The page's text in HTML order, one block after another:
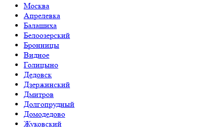
Москва
Апрелевка
Балашиха
Белоозерский
Бронницы
Видное
Голицыно
Дедовск
Дзержинский
Дмитров
Долгопрудный
Домодедово
Жуковский